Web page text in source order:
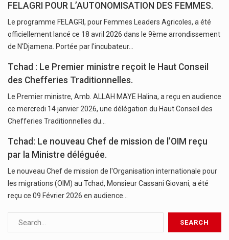
FELAGRI POUR L’AUTONOMISATION DES FEMMES.
Le programme FELAGRI, pour Femmes Leaders Agricoles, a été
officiellement lancé ce 18 avril 2026 dans le 9ème arrondissement
de N'Djamena. Portée par l'incubateur…
Tchad : Le Premier ministre reçoit le Haut Conseil
des Chefferies Traditionnelles.
Le Premier ministre, Amb. ALLAH MAYE Halina, a reçu en audience
ce mercredi 14 janvier 2026, une délégation du Haut Conseil des
Chefferies Traditionnelles du…
Tchad: Le nouveau Chef de mission de l’OIM reçu
par la Ministre déléguée.
Le nouveau Chef de mission de l'Organisation internationale pour
les migrations (OIM) au Tchad, Monsieur Cassani Giovani, a été
reçu ce 09 Février 2026 en audience…